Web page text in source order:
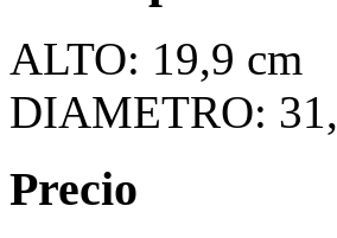
ALTO: 19,9 cm
DIAMETRO:
Precio